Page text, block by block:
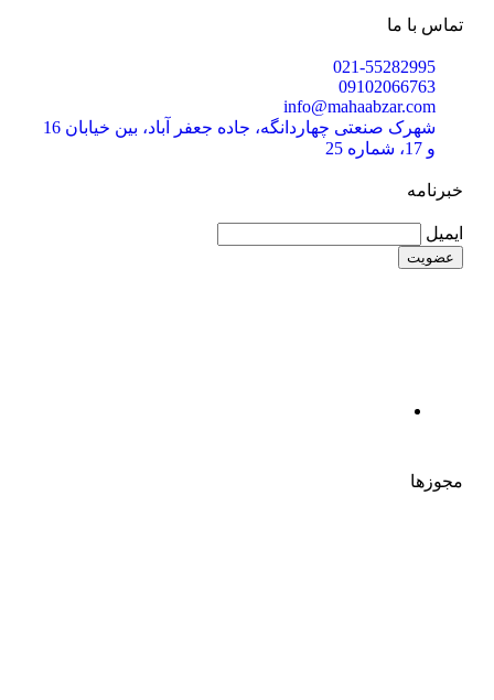
تماس با ما
021-55282995
09102066763
info@mahaabzar.com
شهرک صنعتی چهاردانگه، جاده جعفر آباد، بین خیابان 16
و 17، شماره 25
خبرنامه
ایمیل
مجوزها